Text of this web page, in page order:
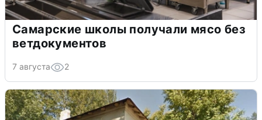
Самарские школы получали мясо без
ветдокументов
7 августа 2